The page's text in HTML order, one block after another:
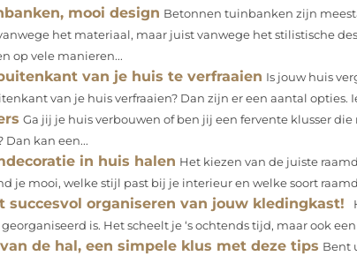
mooi design Betonnen tuinbanken zijn
het materiaal, maar juist vanwege het stilistische
op vele manieren...
van je huis te verfraaien Is jouw huis
van je huis verfraaien? Dan zijn er een aantal opties.
Ga jij je huis verbouwen of ben jij een fervente klusser
Dan kan een...
in huis halen Het kiezen van de juiste
je mooi, welke stijl past bij je interieur en welke soort
succesvol organiseren van jouw kledingkast!
is. Het scheelt je ‘s ochtends tijd, maar ook
de hal, een simpele klus met deze tips Bent